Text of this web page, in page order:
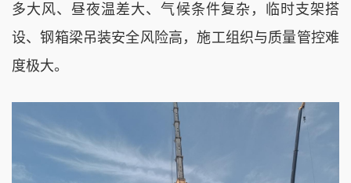
多大风、昼夜温差大、气候条件复杂，临时支架搭
设、钢箱梁吊装安全风险高，施工组织与质量管控难
度极大。